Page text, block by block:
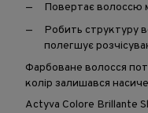
Повертає волоссю
Робить структуру
полегшує
Фарбоване волосся
колір залишався
Actyva Colore Brillante